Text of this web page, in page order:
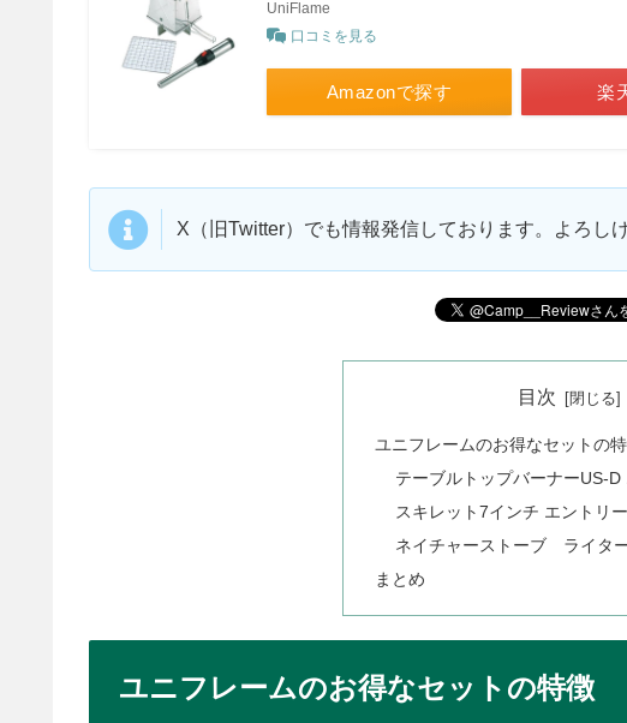
UniFlame
口コミを見る
Amazonで探す 楽
X（旧Twitter）でも情報発信しております。よろし
目次
ユニフレームのお得なセットの
テーブルトップバーナーUS-D
スキレット7インチ エントリ
ネイチャーストーブ ライタ
まとめ
ユニフレームのお得なセットの特徴